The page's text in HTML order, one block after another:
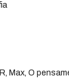
Max, O